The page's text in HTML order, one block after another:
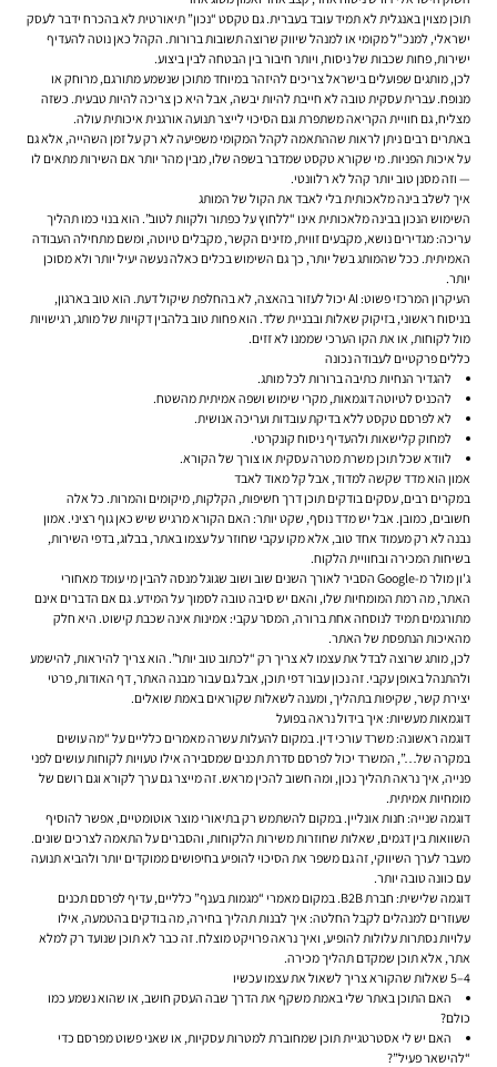
תוכן מצוין באנגלית לא תמיד עובד בעברית. גם טקסט “נכון” תיאורטית לא בהכרח ידבר לעסק
ישראלי, למנכ"ל מקומי או למנהל שיווק שרוצה תשובות ברורות. הקהל כאן נוטה להעדיף
ישירות, פחות שכבות של ניסוח, ויותר חיבור בין הבטחה לבין ביצוע.
לכן, מותגים שפועלים בישראל צריכים להיזהר במיוחד מתוכן שנשמע מתורגם, מרוחק או
מנופח. עברית עסקית טובה לא חייבת להיות יבשה, אבל היא כן צריכה להיות טבעית. כשזה
מצליח, גם חוויית הקריאה משתפרת וגם הסיכוי לייצר תנועה אורגנית איכותית עולה.
באתרים רבים ניתן לראות שההתאמה לקהל המקומי משפיעה לא רק על זמן השהייה, אלא גם
על איכות הפניות. מי שקורא טקסט שמדבר בשפה שלו, מבין מהר יותר אם השירות מתאים לו
— וזה מסנן טוב יותר קהל לא רלוונטי.
איך לשלב בינה מלאכותית בלי לאבד את הקול של המותג
השימוש הנכון בבינה מלאכותית אינו “ללחוץ על כפתור ולקוות לטוב”. הוא בנוי כמו תהליך
עריכה: מגדירים נושא, מקבעים זווית, מזינים הקשר, מקבלים טיוטה, ומשם מתחילה העבודה
האמיתית. ככל שהמותג בשל יותר, כך גם השימוש בכלים כאלה נעשה יעיל יותר ולא מסוכן
יותר.
העיקרון המרכזי פשוט: AI יכול לעזור בהאצה, לא בהחלפת שיקול דעת. הוא טוב בארגון,
בניסוח ראשוני, בזיקוק שאלות ובבניית שלד. הוא פחות טוב בלהבין דקויות של מותג, רגישויות
מול לקוחות, או את הקו הערכי שממנו לא זזים.
כללים פרקטיים לעבודה נכונה
להגדיר הנחיות כתיבה ברורות לכל מותג.
להכניס לטיוטה דוגמאות, מקרי שימוש ושפה אמיתית מהשטח.
לא לפרסם טקסט ללא בדיקת עובדות ועריכה אנושית.
למחוק קלישאות ולהעדיף ניסוח קונקרטי.
לוודא שכל תוכן משרת מטרה עסקית או צורך של הקורא.
אמון הוא מדד שקשה למדוד, אבל קל מאוד לאבד
במקרים רבים, עסקים בודקים תוכן דרך חשיפות, הקלקות, מיקומים והמרות. כל אלה
חשובים, כמובן. אבל יש מדד נוסף, שקט יותר: האם הקורא מרגיש שיש כאן גוף רציני. אמון
נבנה לא רק מעמוד אחד טוב, אלא מקו עקבי שחוזר על עצמו באתר, בבלוג, בדפי השירות,
בשיחות המכירה ובחוויית הלקוח.
ג'ון מולר מ-Google הסביר לאורך השנים שוב ושוב שגוגל מנסה להבין מי עומד מאחורי
האתר, מה רמת המומחיות שלו, והאם יש סיבה טובה לסמוך על המידע. גם אם הדברים אינם
מתורגמים תמיד לנוסחה אחת ברורה, המסר עקבי: אמינות אינה שכבת קישוט. היא חלק
מהאיכות הנתפסת של האתר.
לכן, מותג שרוצה לבדל את עצמו לא צריך רק “לכתוב טוב יותר”. הוא צריך להיראות, להישמע
ולהתנהל באופן עקבי. זה נכון עבור דפי תוכן, אבל גם עבור מבנה האתר, דף האודות, פרטי
יצירת קשר, שקיפות בתהליך, ומענה לשאלות שקוראים באמת שואלים.
דוגמאות מעשיות: איך בידול נראה בפועל
דוגמה ראשונה: משרד עורכי דין. במקום להעלות עשרה מאמרים כלליים על “מה עושים
במקרה של…”, המשרד יכול לפרסם סדרת תכנים שמסבירה אילו טעויות לקוחות עושים לפני
פנייה, איך נראה תהליך נכון, ומה חשוב להכין מראש. זה מייצר גם ערך לקורא וגם רושם של
מומחיות אמיתית.
דוגמה שנייה: חנות אונליין. במקום להשתמש רק בתיאורי מוצר אוטומטיים, אפשר להוסיף
השוואות בין דגמים, שאלות שחוזרות משירות הלקוחות, והסברים על התאמה לצרכים שונים.
מעבר לערך השיווקי, זה גם משפר את הסיכוי להופיע בחיפושים ממוקדים יותר ולהביא תנועה
עם כוונה טובה יותר.
דוגמה שלישית: חברת B2B.
במקום מאמרי “מגמות בענף” כלליים, עדיף לפרסם תכנים
שעוזרים למנהלים לקבל החלטה: איך לבנות תהליך בחירה, מה בודקים בהטמעה, אילו
עלויות נסתרות עלולות להופיע, ואיך נראה פרויקט מוצלח. זה כבר לא תוכן שנועד רק למלא
אתר, אלא תוכן שמקדם תהליך מכירה.
4–5 שאלות שהקורא צריך לשאול את עצמו עכשיו
האם התוכן באתר שלי באמת משקף את הדרך שבה העסק חושב, או שהוא נשמע כמו
כולם?
האם יש לי אסטרטגיית תוכן שמחוברת למטרות עסקיות, או שאני פשוט מפרסם כדי
“להישאר פעיל”?